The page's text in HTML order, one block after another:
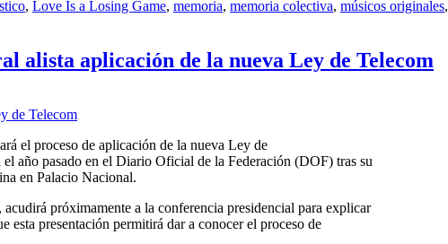
, Love Is a Losing Game, memoria, memoria colectiva, músicos originales,
alista aplicación de la nueva Ley de Telecom
el proceso de aplicación de la nueva Ley de
año pasado en el Diario Oficial de la Federación (DOF) tras su
en Palacio Nacional.
próximamente a la conferencia presidencial para explicar
esta presentación permitirá dar a conocer el proceso de